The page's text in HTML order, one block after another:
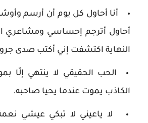
أنا أحاول كل يوم أن أرسم
أحاول أترجم إحساسي ومشاعري
النهاية اكتشفت إني أكتب صدى
الحب الحقيقي لا ينتهي إلّا
الكاذب يموت عندما يحيا صاحبه.
لا ياعيني لا تبكي عيشي